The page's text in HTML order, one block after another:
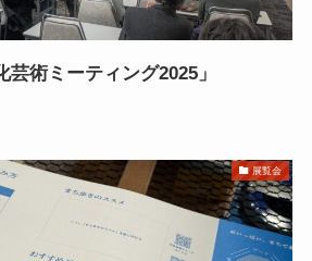
術ミーティング2025」
展覧会